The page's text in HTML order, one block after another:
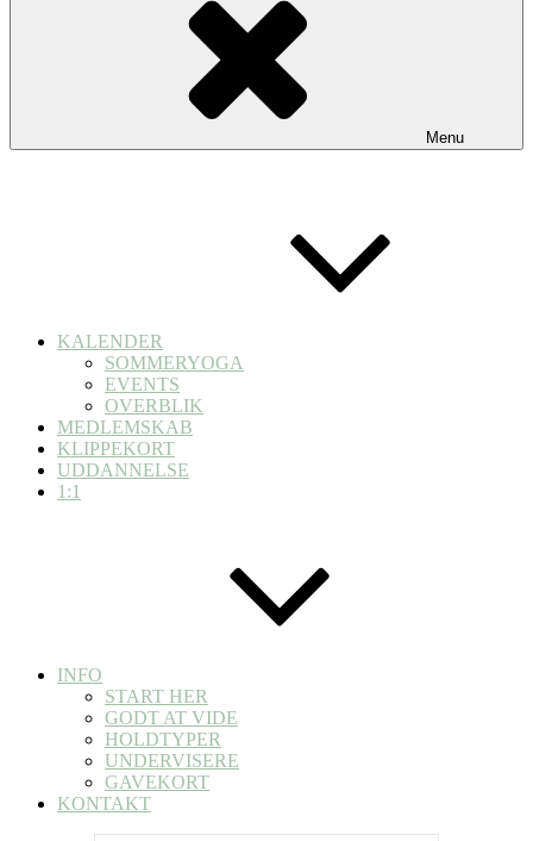
Menu
KALENDER
SOMMERYOGA
EVENTS
OVERBLIK
MEDLEMSKAB
KLIPPEKORT
UDDANNELSE
1:1
INFO
START HER
GODT AT VIDE
HOLDTYPER
UNDERVISERE
GAVEKORT
KONTAKT